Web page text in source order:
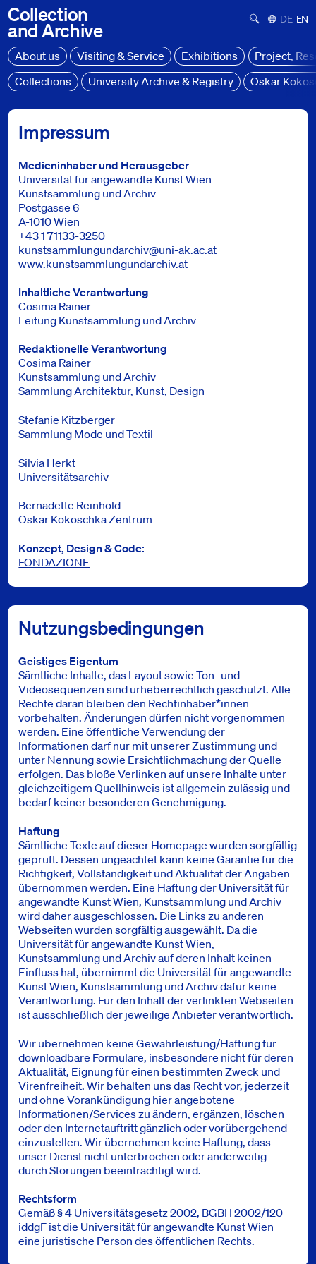
Collection
andArchive
Deutsch
About us Visiting & Service Exhibitions
Project,
Collections
University Archive & Registry Oskar
Impressum
Impressum
Medieninhaber und Herausgeber
Universität für angewandte Kunst Wien
Kunstsammlung und Archiv
Postgasse 6
A-1010 Wien
+43 1 71133-3250
kunstsammlungundarchiv@uni-ak.ac.at
www.kunstsammlungundarchiv.at
Inhaltliche Verantwortung
Cosima Rainer
Leitung Kunstsammlung und Archiv
Redaktionelle Verantwortung
Cosima Rainer
Kunstsammlung und Archiv
Sammlung Architektur, Kunst, Design
Stefanie Kitzberger
Sammlung Mode und Textil
Silvia Herkt
Universitätsarchiv
Bernadette Reinhold
Oskar Kokoschka Zentrum
Konzept, Design & Code:
FONDAZIONE
Nutzungsbedingungen
Geistiges Eigentum
Sämtliche Inhalte, das Layout sowie Ton- und
Videosequenzen sind urheberrechtlich geschützt. Alle
Rechte daran bleiben den Rechtinhaber*​innen
vorbehalten. Änderungen dürfen nicht vorgenommen
werden. Eine öffentliche Verwendung der
Informationen darf nur mit unserer Zustimmung und
unter Nennung sowie Ersichtlichmachung der Quelle
erfolgen. Das bloße Verlinken auf unsere Inhalte unter
gleichzeitigem Quellhinweis ist allgemein zulässig und
bedarf keiner besonderen Genehmigung.
Haftung
Sämtliche Texte auf dieser Homepage wurden sorgfältig
geprüft. Dessen ungeachtet kann keine Garantie für die
Richtigkeit, Vollständigkeit und Aktualität der Angaben
übernommen werden. Eine Haftung der Universität für
angewandte Kunst Wien, Kunstsammlung und Archiv
wird daher ausgeschlossen. Die Links zu anderen
Webseiten wurden sorgfältig ausgewählt. Da die
Universität für angewandte Kunst Wien,
Kunstsammlung und Archiv auf deren Inhalt keinen
Einfluss hat, übernimmt die Universität für angewandte
Kunst Wien, Kunstsammlung und Archiv dafür keine
Verantwortung. Für den Inhalt der verlinkten Webseiten
ist ausschließlich der jeweilige Anbieter verantwortlich.
Wir übernehmen keine Gewährleistung/​Haftung für
downloadbare Formulare, insbesondere nicht für deren
Aktualität, Eignung für einen bestimmten Zweck und
Virenfreiheit. Wir behalten uns das Recht vor, jederzeit
und ohne Vorankündigung hier angebotene
Informationen/​Services zu ändern, ergänzen, löschen
oder den Internetauftritt gänzlich oder vorübergehend
einzustellen. Wir übernehmen keine Haftung, dass
unser Dienst nicht unterbrochen oder anderweitig
durch Störungen beeinträchtigt wird.
Rechtsform
Gemäß § 4 Universitätsgesetz 2002, BGBI I 2002/120
iddgF ist die Universität für angewandte Kunst Wien
eine juristische Person des öffentlichen Rechts.